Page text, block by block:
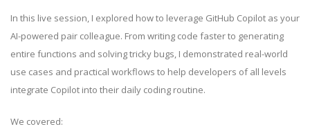
In this live session, I explored how to leverage GitHub Copilot as your
AI-powered pair colleague. From writing code faster to generating
entire functions and solving tricky bugs, I demonstrated real-world
use cases and practical workflows to help developers of all levels
integrate Copilot into their daily coding routine.
We covered: